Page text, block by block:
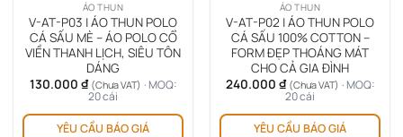
ÁO THUN
V-AT-P03 | ÁO THUN POLO
CÁ SẤU MÈ – ÁO POLO CỔ
VIỀN THANH LỊCH, SIÊU TÔN
DÁNG
130.000 ₫ (Chưa VAT) · MOQ:
20 cái
YÊU CẦU BÁO GIÁ
ÁO THUN
V-AT-P02 | ÁO THUN POLO
CÁ SẤU 100% COTTON –
FORM ĐẸP THOÁNG MÁT
CHO CẢ GIA ĐÌNH
240.000 ₫ (Chưa VAT) · MOQ:
20 cái
YÊU CẦU BÁO GIÁ